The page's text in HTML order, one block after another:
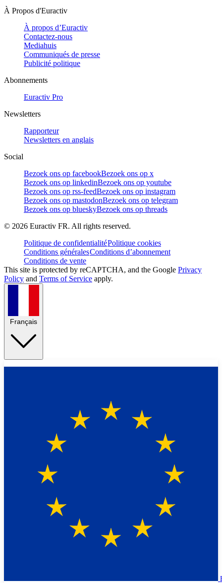
À Propos d'Euractiv
À propos d’Euractiv
Contactez-nous
Mediahuis
Communiqués de presse
Publicité politique
Abonnements
Euractiv Pro
Newsletters
Rapporteur
Newsletters en anglais
Social
Bezoek ons op facebookBezoek ons op x
Bezoek ons op linkedinBezoek ons op youtube
Bezoek ons op rss-feedBezoek ons op instagram
Bezoek ons op mastodonBezoek ons op telegram
Bezoek ons op blueskyBezoek ons op threads
© 2026 Euractiv FR. All rights reserved.
Politique de confidentialitéPolitique cookies
Conditions généralesConditions d’abonnement
Conditions de vente
This site is protected by reCAPTCHA, and the Google Privacy
Policy and Terms of Service apply.
Français